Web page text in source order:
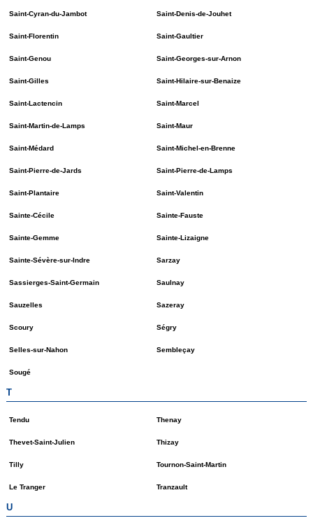
Saint-Cyran-du-Jambot Saint-Denis-de-Jouhet
Saint-Florentin Saint-Gaultier
Saint-Genou Saint-Georges-sur-Arnon
Saint-Gilles Saint-Hilaire-sur-Benaize
Saint-Lactencin Saint-Marcel
Saint-Martin-de-Lamps Saint-Maur
Saint-Médard Saint-Michel-en-Brenne
Saint-Pierre-de-Jards Saint-Pierre-de-Lamps
Saint-Plantaire Saint-Valentin
Sainte-Cécile Sainte-Fauste
Sainte-Gemme Sainte-Lizaigne
Sainte-Sévère-sur-Indre Sarzay
Sassierges-Saint-Germain Saulnay
Sauzelles Sazeray
Scoury Ségry
Selles-sur-Nahon Sembleçay
Sougé
T
Tendu Thenay
Thevet-Saint-Julien Thizay
Tilly Tournon-Saint-Martin
Le Tranger Tranzault
U